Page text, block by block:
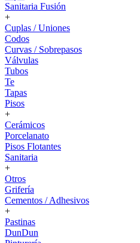
Sanitaria Fusión
+
Cuplas / Uniones
Codos
Curvas / Sobrepasos
Válvulas
Tubos
Te
Tapas
Pisos
+
Cerámicos
Porcelanato
Pisos Flotantes
Sanitaria
+
Otros
Grifería
Cementos / Adhesivos
+
Pastinas
DunDun